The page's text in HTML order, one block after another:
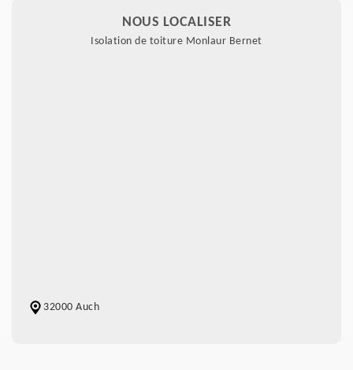
NOUS LOCALISER
Isolation de toiture Monlaur Bernet
32000 Auch